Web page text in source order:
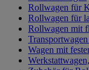
Rollwagen für
Rollwagen für
Rollwagen mit
Wagen mit